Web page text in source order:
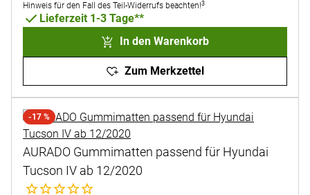
Hinweis für den Fall des Teil-Widerrufs beachten!3
Lieferzeit 1-3 Tage**
In den Warenkorb
Zum Merkzettel
-17 %
AURADO Gummimatten passend für Hyundai
Tucson IV ab 12/2020
Noch keine Bewertungen abgegeben